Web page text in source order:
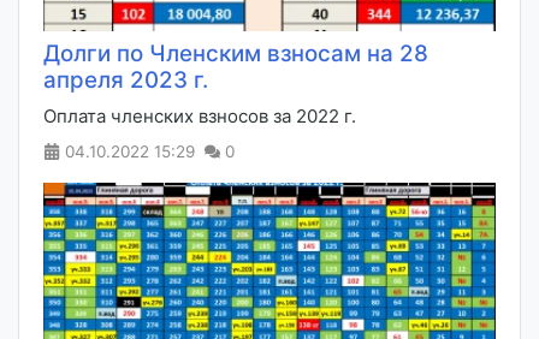
Долги по Членским взносам на 28
апреля 2023 г.
Оплата членских взносов за 2022 г.
04.10.2022 15:29 0